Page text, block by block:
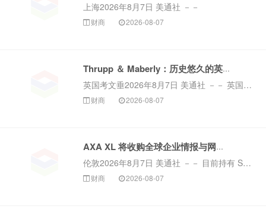
上海2026年8月7日 美通社 －－
北京时间2026年8月7日，启明创投投资企业、中国线控底盘领导者拿森科技成功登陆港交所。拿森科技（02261.HK）发行价为10.42港元股，开盘价16.9港元股，市值100.6亿港元。
启...
财商 2026-08-07
Thrupp ＆ Maberly：历史悠久的英国客车制造商进入了定制汽车的新时代
英国考文垂2026年8月7日 美通社 －－ 英国汽车建设领域历史最悠久的名字之一进入了新的篇章。
Maberly的起源可以追溯到十八世纪，它以当代英国客车制造工作室的身份回归，致力于为挑剔的国际客户制造高度定制的汽...
财商 2026-08-07
AXA XL 将收购全球企业情报与网络安全咨询公司 S－RM
伦敦2026年8月7日 美通社 －－ 目前持有 S－RM 约 49％ 股份的 AXA XL 今日宣布，已达成协议，将收购 S－RM 的其余股份。S－RM
是一家专业的企业情报与网络安全咨询公司。
财商 2026-08-07